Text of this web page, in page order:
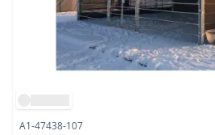
A1-47438-107